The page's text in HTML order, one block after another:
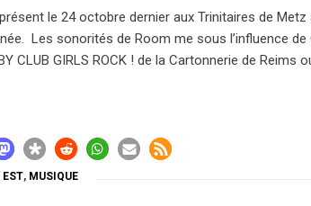
le 24 octobre dernier aux Trinitaires de
Les sonorités de Room me sous l’influence
CLUB GIRLS ROCK ! de la Cartonnerie de Reims
EST, MUSIQUE